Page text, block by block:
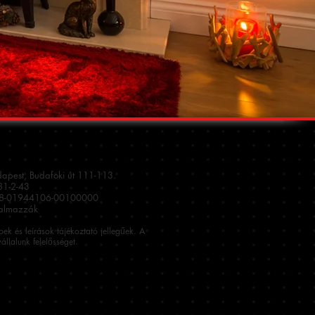
Budafoki út 111-113.
2-43
01944106-00100000
és leírások tájékoztató jellegűek. A
felelősséget.